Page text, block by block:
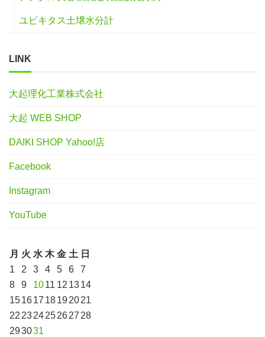
ユビキタス土壌水分計
LINK
大起理化工業株式会社
大起 WEB SHOP
DAIKI SHOP Yahoo!店
Facebook
Instagram
YouTube
月 火 水 木 金 土 日
1
2 3 4 5 6
7
8
9 1011 12 1314
151617 18192021
22 2324252627 28
293031